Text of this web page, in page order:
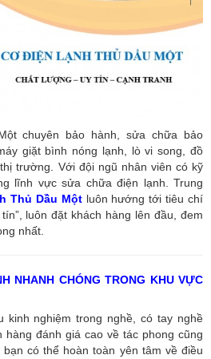
chuyên bảo hành, sửa chữa bảo
giặt bình nóng lạnh, lò vi song, đồ
trường. Với đội ngũ nhân viên có kỹ
lĩnh vực sửa chữa điện lạnh. Trung
Thủ Dầu Mộtluôn hướng tới tiêu chí
luôn đặt khách hàng lên đầu, đem
nhất.
NHANH CHÓNG TRONG KHU VỰC
kinh nghiệm trong nghề, có tay nghề
đánh giá cao về tác phong cũng
có thể hoàn toàn yên tâm về điều